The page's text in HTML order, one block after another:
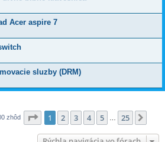
Acer aspire 7
sluzby (DRM)
zhôd Strana1 z25
1 2 3 4 5 25